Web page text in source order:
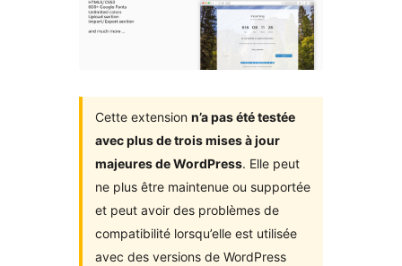
Cette extension n’a pas été testée
avec plus de trois mises à jour
majeures de WordPress. Elle peut
ne plus être maintenue ou supportée
et peut avoir des problèmes de
compatibilité lorsqu’elle est utilisée
avec des versions de WordPress